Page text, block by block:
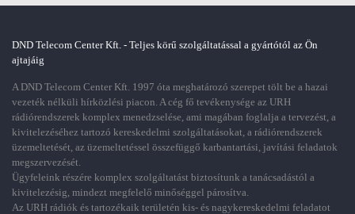
DND Telecom Center Kft. - Teljes körű szolgáltatással a gyártótól az Ön
ajtajáig
A DND Telecom Center Kft. 1997 óta meghatározó szerepet tölt be a hazai
vezeték nélküli hírközlési piacon. A cég fő tevékenysége az URH
rádiórendszerek komplex menedzselése, ami magában foglalja a tervezést, a
kivitelezéséhez tartozó kereskedelmi szolgáltatásokat, a rádiórendszerek
üzemeltetését, az üzemeltetéssel összefüggő karbantartási, javítási feladatok
megszervezését.
Ügyfeleink részére komplex szolgáltatást biztosítunk a tanácsadástól a
kivitelezésig, mindezt megfelelő minőséggel párosítva.
Az URH rádiók és tartozékaik területén kis- és nagykereskedelmi feladatot